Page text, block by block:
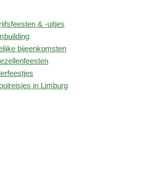
& -uitjes
bijeenkomsten
in Limburg